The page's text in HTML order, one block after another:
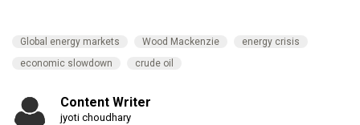
Global energy markets Wood Mackenzie
energy crisis
economic slowdown
crude oil
Content Writer
jyoti choudhary